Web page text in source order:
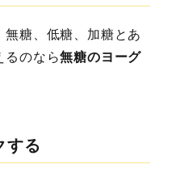
糖、低糖、加糖とあ
るのなら無糖のヨーグ
する